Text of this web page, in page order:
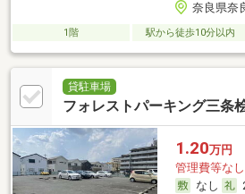
奈良県奈
1階 駅から徒歩10分以内
貸駐車場
フォレストパーキング三条
1.20万円
管理費等なし
なし